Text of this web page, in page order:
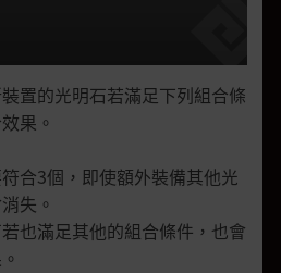
置的光明石若滿足下列組合條
果。
合3個，即使額外裝備其他光
失。
也滿足其他的組合條件，也會